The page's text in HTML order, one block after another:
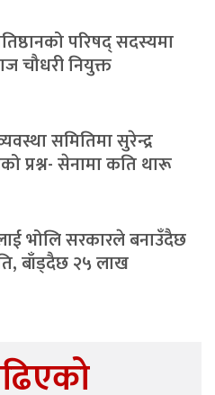
परिषद् सदस्यमा
चौधरी नियुक्त
समितिमा सुरेन्द्र
प्रश्न- सेनामा कति थारू
भोलि सरकारले बनाउँदैछ
बाँड्दैछ २५ लाख